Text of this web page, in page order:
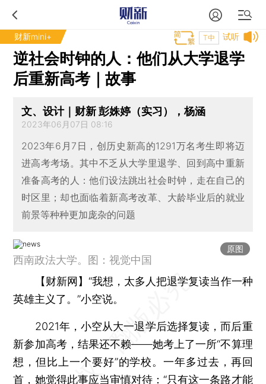
财新mini+ 试听
T中
逆社会时钟的人：他们从大学退学
后重新高考｜故事
文、设计｜财新 彭姝婷（实习），杨涵
2023年06月07日 08:16
2023年6月7日，创历史新高的1291万名考生即将迈
进高考考场。其中不乏从大学里退学、回到高中重新
准备高考的人：他们设法跳出社会时钟，走在自己的
时区里；却也面临着新高考改革、大龄毕业后的就业
前景等种种更加庞杂的问题
原图
西南政法大学。图：视觉中国
【财新网】 “我想，太多人把退学复读当作一种
英雄主义了。”小空说。
2021年，小空从大一退学后选择复读，而后重
新参加高考，结果还不赖——她考上了一所“不算理
想，但比上一个要好”的学校。一年多过去，再回
首，她觉得此事应当审慎对待：“只有这一条路才能